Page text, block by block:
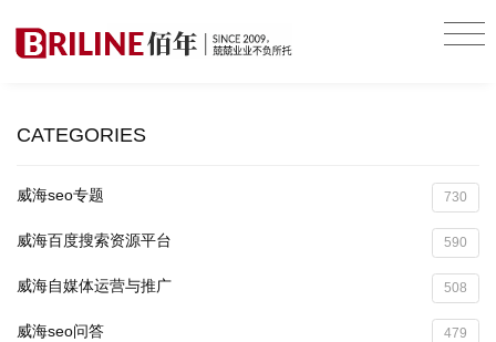
CATEGORIES
威海seo专题 730
威海百度搜索资源平台 590
威海自媒体运营与推广 508
威海seo问答 479